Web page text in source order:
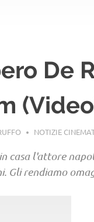
De
NOTIZIE
casa l'attore
Gli rendiamo